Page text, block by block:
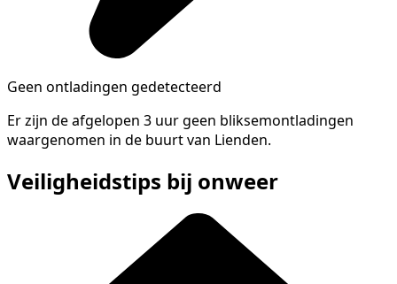
Geen ontladingen gedetecteerd
Er zijn de afgelopen 3 uur geen bliksemontladingen
waargenomen in de buurt van Lienden.
Veiligheidstips bij onweer